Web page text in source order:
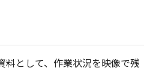
料として、作業状況を映像で残